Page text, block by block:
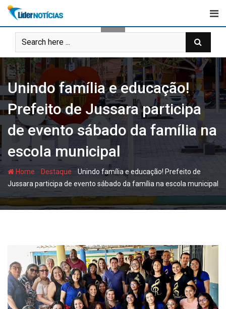
Skip
content
Unindo família e educação!
Prefeito de Jussara participa
de evento sábado da família na
escola municipal
Home Destaque -Unindo família e educação! Prefeito de
Jussara participa de evento sábado da família na escola municipal